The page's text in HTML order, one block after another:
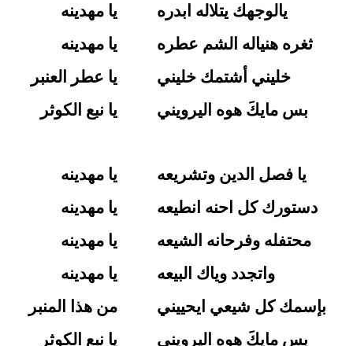
يالوجهك يتلاله ابدره
ثغره هنياله الشم عطره
خليني أشتمك خليني
بس مايكَ هوه اليرويني
يا مهدينه
يا مهدينه
يا عطر العنبر
يا نبع الكوثر
يا فصل الدين وتشريعه
دستورك كل احنه انطيعه
محتفله وفرحانه الشيعه
واتجدد وياك البيعه
بإسمك كل شيعي ايحييني
بس مايكَ هوه اليرويني
يا مهدينه
يا مهدينه
يا مهدينه
يا مهدينه
من هذا المنبر
يا نبع الكوثر